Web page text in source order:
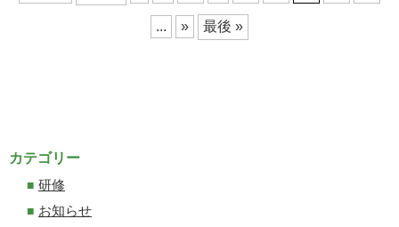
... » 最後 »
カテゴリー
研修
お知らせ